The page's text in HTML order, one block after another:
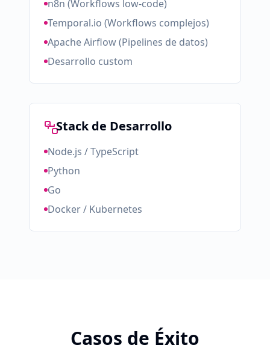
n8n (Workflows low-code)
Temporal.io (Workflows complejos)
Apache Airflow (Pipelines de datos)
Desarrollo custom
Stack de Desarrollo
Node.js / TypeScript
Python
Go
Docker / Kubernetes
Casos de Éxito